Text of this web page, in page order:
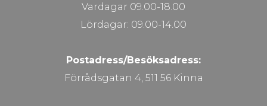
Vardagar 09.00-18.00
Lördagar: 09.00-14.00
Postadress/Besöksadress:
Förrådsgatan 4, 511 56 Kinna